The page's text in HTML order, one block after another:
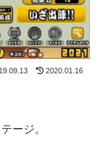
2020.01.16
ージ。